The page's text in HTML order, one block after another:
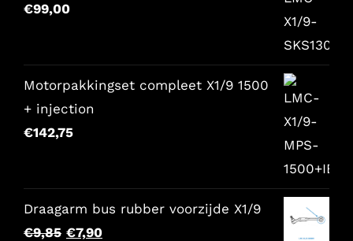
€99,00
Motorpakkingset compleet X1/9 1500
+ injection
€142,75
Draagarm bus rubber voorzijde X1/9
€9,85 Der
€7,90Der